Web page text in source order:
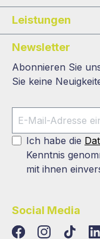
Leistungen
Newsletter
Abonnieren Sie
Sie keine
Ich habe die
Kenntnis
mit ihnen
Social Media